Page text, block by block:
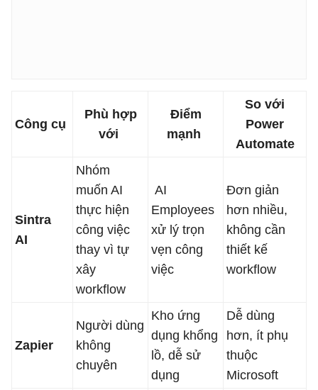
Công cụ
Phù hợp
với
Điểm
mạnh
So với
Power
Automate
Sintra
AI
Nhóm
muốn AI
thực hiện
công việc
thay vì tự
xây
workflow
AI
Employees
xử lý trọn
vẹn công
việc
Đơn giản
hơn nhiều,
không cần
thiết kế
workflow
Zapier
Người dùng
không
chuyên
Kho ứng
dụng khổng
lồ, dễ sử
dụng
Dễ dùng
hơn, ít phụ
thuộc
Microsoft